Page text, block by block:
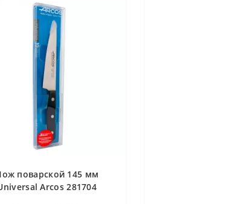
поварской 145 мм
Arcos 281704